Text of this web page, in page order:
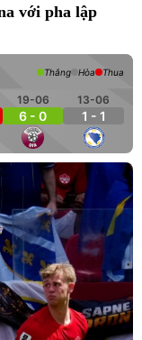
với pha lập
19-06
6 - 0
13-06
1 - 1
Thắng Hòa Thua